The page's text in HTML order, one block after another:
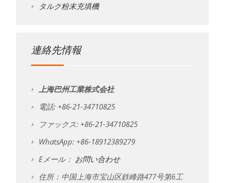
タルク粉末充填機
連絡先情報
上海巴州工業株式会社
電話: +86-21-34710825
ファックス: +86-21-34710825
WhatsApp: +86-18912389279
Eメール： お問い合わせ
住所：中国上海市宝山区鉄峰路477号第6工